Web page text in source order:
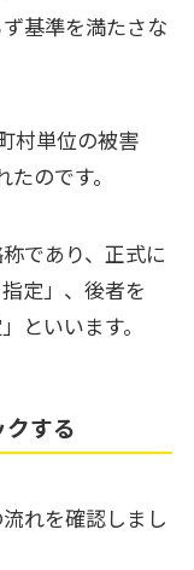
基準を満たさな
村単位の被害
のです。
であり、正式に
定」、後者を
といいます。
する
れを確認しまし